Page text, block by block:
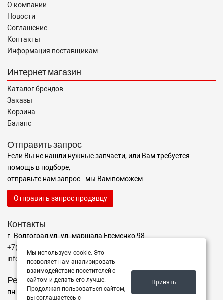
О компании
Новости
Соглашение
Контакты
Информация поставщикам
Интернет магазин
Каталог брендов
Заказы
Корзина
Баланс
Отправить запрос
Если Вы не нашли нужные запчасти, или Вам требуется
помощь в подборе,
отправьте нам запрос - мы Вам поможем
Отправить запрос продавцу
Контакты
г. Волгоград ул. ул. маршала Еременко 98
+7(962)760-02-00
info@avtomarket34.ru
Режим работы
пн-пт с 10:00 до 15:00, Сб-Вс выходной
Мы используем cookie. Это
позволяет нам анализировать
взаимодействие посетителей с
сайтом и делать его лучше.
Продолжая пользоваться сайтом,
вы соглашаетесь с
Принять